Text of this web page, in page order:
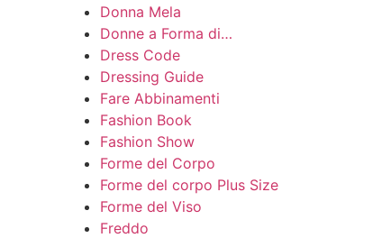
Donna Mela
Donne a Forma di…
Dress Code
Dressing Guide
Fare Abbinamenti
Fashion Book
Fashion Show
Forme del Corpo
Forme del corpo Plus Size
Forme del Viso
Freddo